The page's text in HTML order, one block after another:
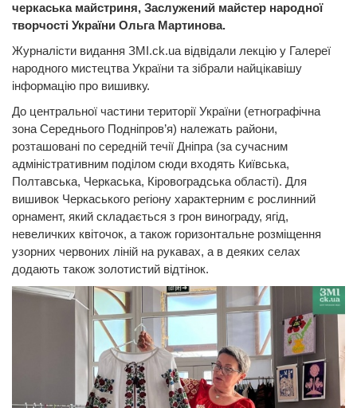
черкаська майстриня, Заслужений майстер народної
творчості України Ольга Мартинова.
Журналісти видання ЗМІ.ck.ua відвідали лекцію у Галереї
народного мистецтва України та зібрали найцікавішу
інформацію про вишивку.
До центральної частини території України (етнографічна
зона Середнього Подніпров’я) належать райони,
розташовані по середній течії Дніпра (за сучасним
адміністративним поділом сюди входять Київська,
Полтавська, Черкаська, Кіровоградська області). Для
вишивок Черкаського регіону характерним є рослинний
орнамент, який складається з грон винограду, ягід,
невеличких квіточок, а також горизонтальне розміщення
узорних червоних ліній на рукавах, а в деяких селах
додають також золотистий відтінок.